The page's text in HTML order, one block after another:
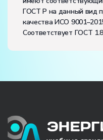
ГОСТ Р на данный вид
качества ИСО
Соответствует ГОСТ